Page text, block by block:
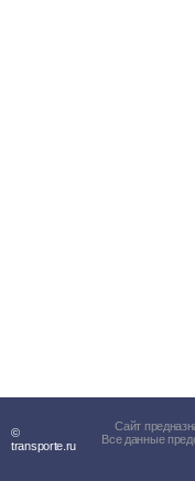
©
transporte.ru
Сайт
Все данные